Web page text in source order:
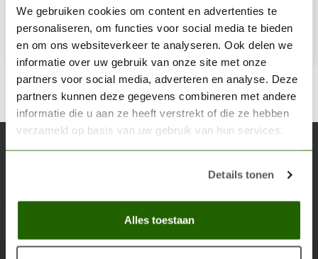
We gebruiken cookies om content en advertenties te
personaliseren, om functies voor social media te bieden
en om ons websiteverkeer te analyseren. Ook delen we
informatie over uw gebruik van onze site met onze
partners voor social media, adverteren en analyse. Deze
partners kunnen deze gegevens combineren met andere
informatie die u aan ze heeft verstrekt of die ze hebben
verzameld op basis van uw gebruik van hun services.
Details tonen
Alles toestaan
Op voorraad
Abonneer je op onze nieuwsbrief
Blijf op de hoogte over onze laatste acties